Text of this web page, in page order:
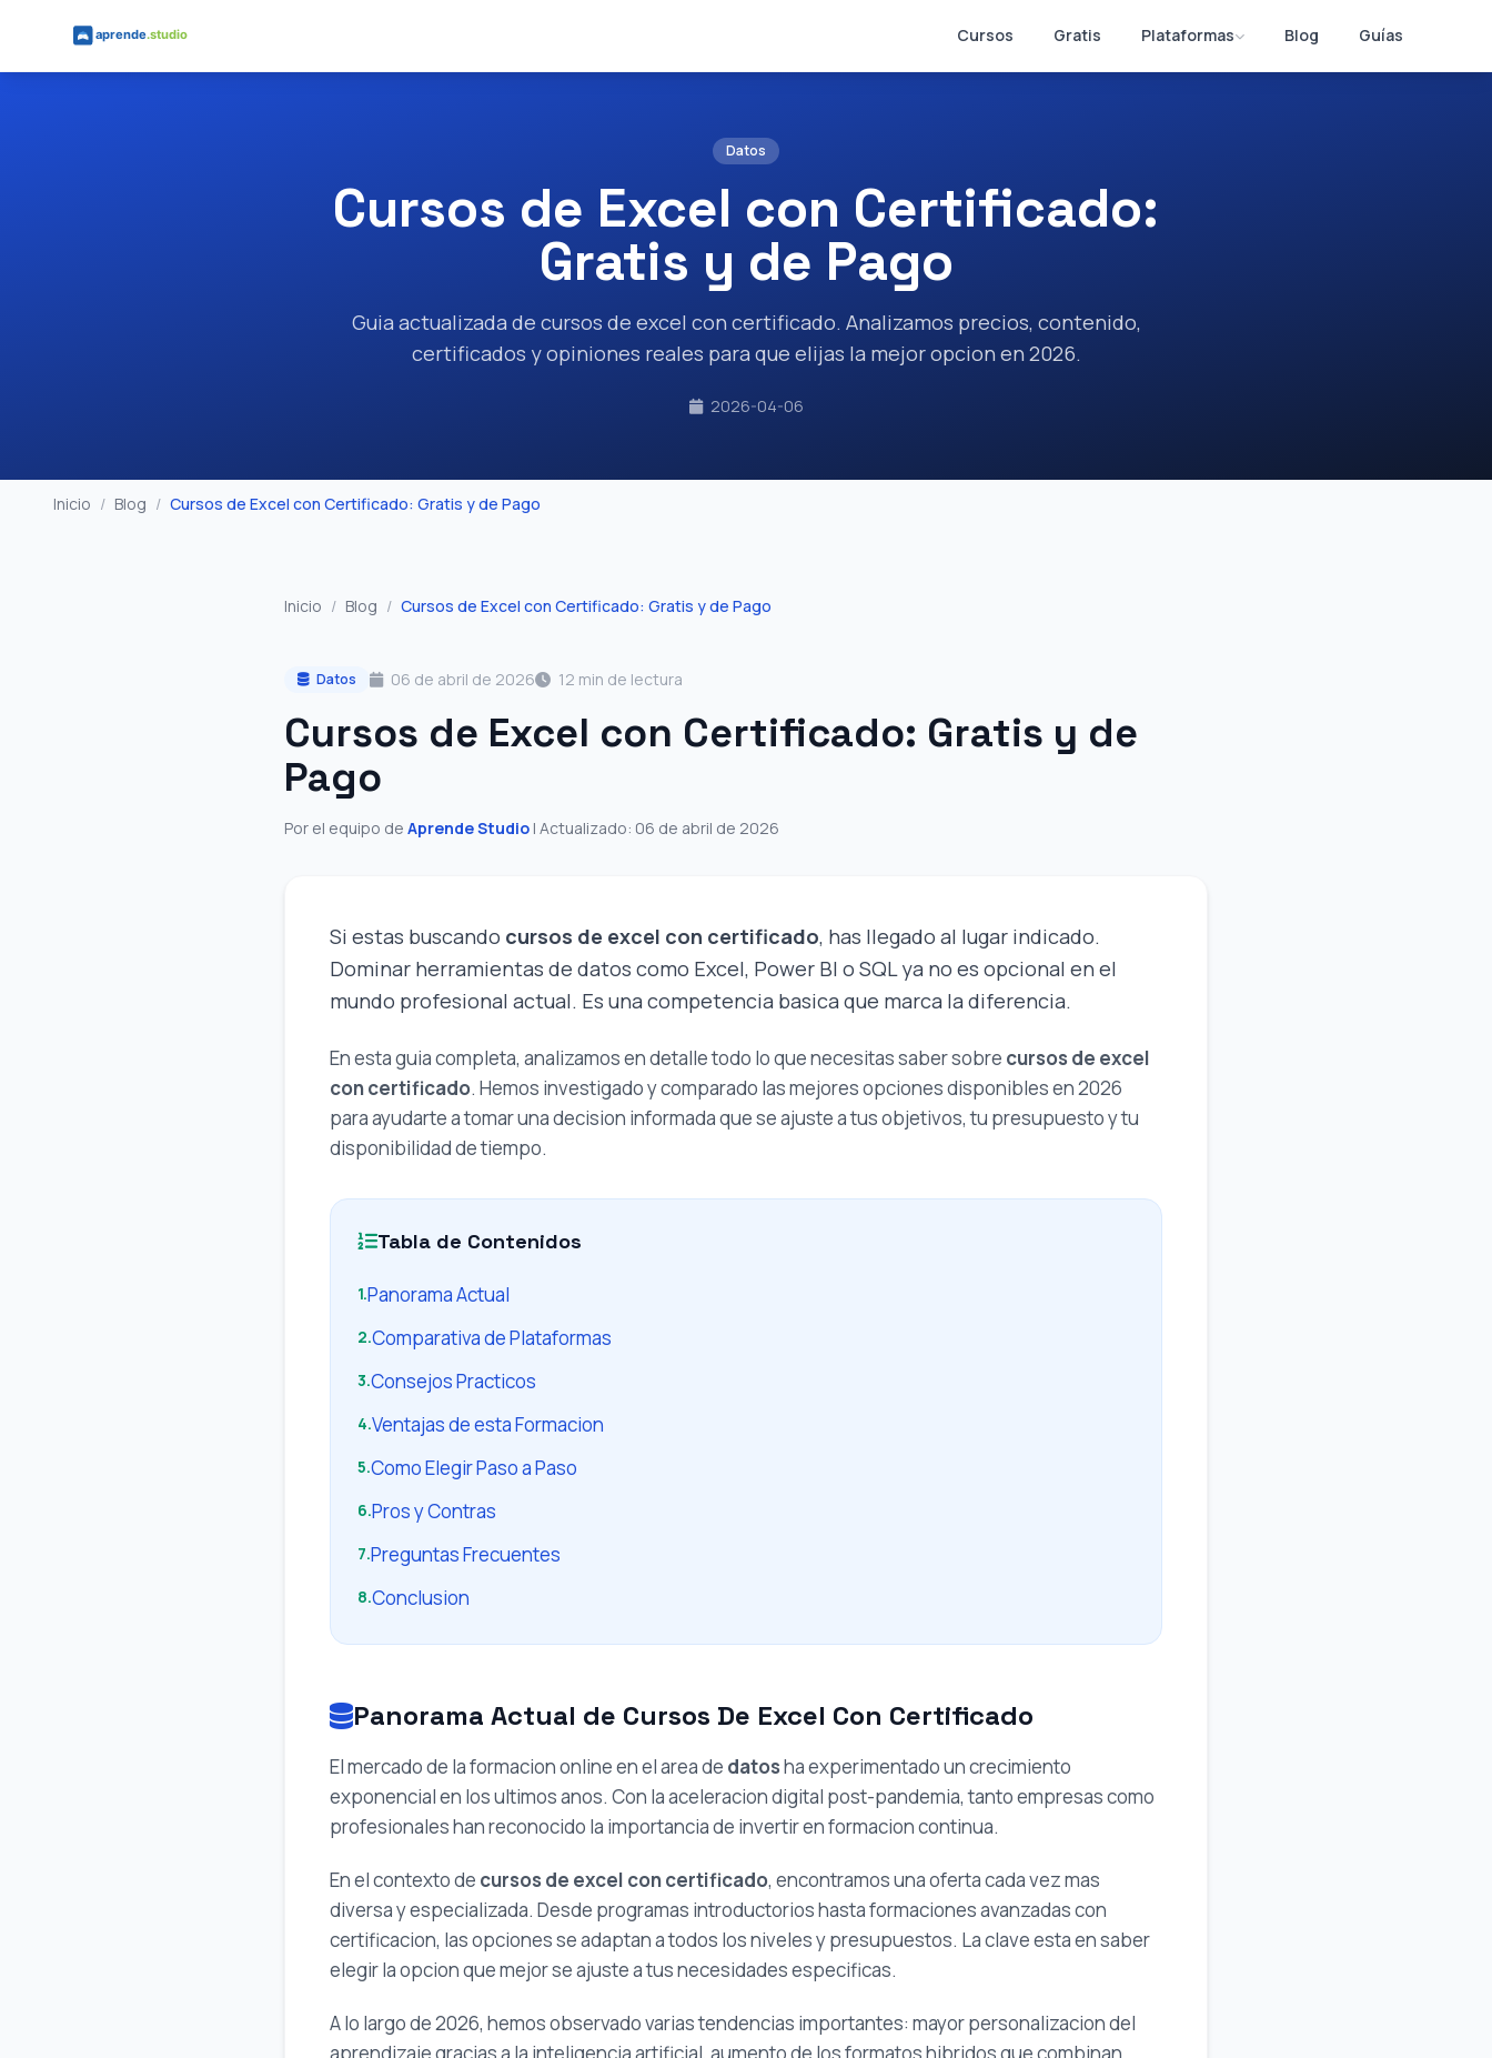
Cursos Gratis Plataformas Blog Guías
Datos
Cursos de Excel con Certificado:
Gratis y de Pago
Guia actualizada de cursos de excel con certificado. Analizamos precios, contenido,
certificados y opiniones reales para que elijas la mejor opcion en 2026.
2026-04-06
Inicio / Blog / Cursos de Excel con Certificado: Gratis y de Pago
Inicio / Blog / Cursos de Excel con Certificado: Gratis y de Pago
Datos 06 de abril de 2026 12 min de lectura
Cursos de Excel con Certificado: Gratis y de
Pago
Por el equipo de Aprende Studio | Actualizado: 06 de abril de 2026
Si estas buscando cursos de excel con certificado, has llegado al lugar indicado.
Dominar herramientas de datos como Excel, Power BI o SQL ya no es opcional en el
mundo profesional actual. Es una competencia basica que marca la diferencia.
En esta guia completa, analizamos en detalle todo lo que necesitas saber sobre cursos de excel
con certificado. Hemos investigado y comparado las mejores opciones disponibles en 2026
para ayudarte a tomar una decision informada que se ajuste a tus objetivos, tu presupuesto y tu
disponibilidad de tiempo.
Tabla de Contenidos
1.Panorama Actual
2.Comparativa de Plataformas
3.Consejos Practicos
4.Ventajas de esta Formacion
5.Como Elegir Paso a Paso
6.Pros y Contras
7.Preguntas Frecuentes
8.Conclusion
Panorama Actual de Cursos De Excel Con Certificado
El mercado de la formacion online en el area de datosha experimentado un crecimiento
exponencial en los ultimos anos. Con la aceleracion digital post-pandemia, tanto empresas como
profesionales han reconocido la importancia de invertir en formacion continua.
En el contexto de cursos de excel con certificado, encontramos una oferta cada vez mas
diversa y especializada. Desde programas introductorios hasta formaciones avanzadas con
certificacion, las opciones se adaptan a todos los niveles y presupuestos. La clave esta en saber
elegir la opcion que mejor se ajuste a tus necesidades especificas.
A lo largo de 2026, hemos observado varias tendencias importantes: mayor personalizacion del